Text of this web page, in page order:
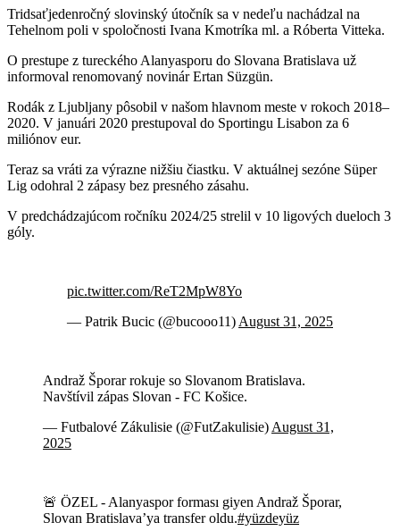
Tridsaťjedenročný slovinský útočník sa v nedeľu nachádzal na
Tehelnom poli v spoločnosti Ivana Kmotríka ml. a Róberta Vitteka.
O prestupe z tureckého Alanyasporu do Slovana Bratislava už
informoval renomovaný novinár Ertan Süzgün.
Rodák z Ljubljany pôsobil v našom hlavnom meste v rokoch 2018–
2020. V januári 2020 prestupoval do Sportingu Lisabon za 6
miliónov eur.
Teraz sa vráti za výrazne nižšiu čiastku. V aktuálnej sezóne Süper
Lig odohral 2 zápasy bez presného zásahu.
V predchádzajúcom ročníku 2024/25 strelil v 10 ligových dueloch 3
góly.
pic.twitter.com/ReT2MpW8Yo
— Patrik Bucic (@bucooo11) August 31, 2025
Andraž Šporar rokuje so Slovanom Bratislava.
Navštívil zápas Slovan - FC Košice.
— Futbalové Zákulisie (@FutZakulisie) August 31,
2025
🚨 ÖZEL - Alanyaspor forması giyen Andraž Šporar,
Slovan Bratislava’ya transfer oldu.#yüzdeyüz